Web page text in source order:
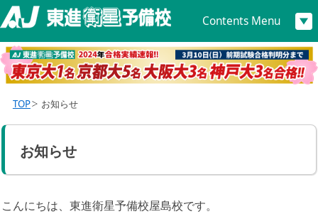
Contents Menu
TOP お知らせ
お知らせ
こんにちは、東進衛星予備校屋島校です。